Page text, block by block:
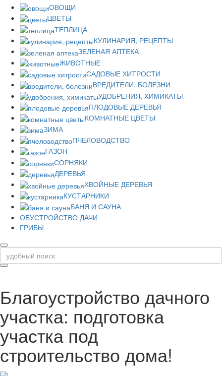
ОВОЩИ
ЦВЕТЫ
ТЕПЛИЦА
КУЛИНАРИЯ, РЕЦЕПТЫ
ЗЕЛЕНАЯ АПТЕКА
ЖИВОТНЫЕ
САДОВЫЕ ХИТРОСТИ
ВРЕДИТЕЛИ, БОЛЕЗНИ
УДОБРЕНИЯ, ХИМИКАТЫ
ПЛОДОВЫЕ ДЕРЕВЬЯ
КОМНАТНЫЕ ЦВЕТЫ
ЗИМА
ПЧЕЛОВОДСТВО
ГАЗОН
СОРНЯКИ
ДЕРЕВЬЯ
ХВОЙНЫЕ ДЕРЕВЬЯ
КУСТАРНИКИ
БАНЯ И САУНА
ОБУСТРОЙСТВО ДАЧИ
ГРИБЫ
Благоустройство дачного
участка: подготовка
участка под
строительство дома!